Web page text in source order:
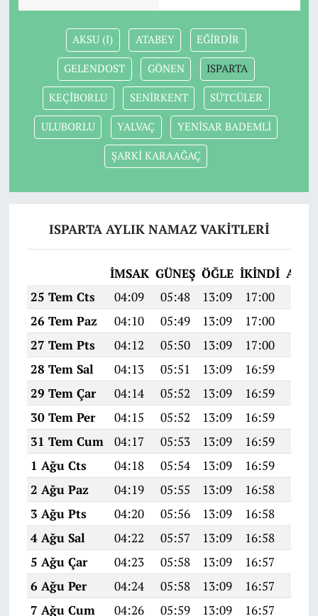
AKSU (I) ATABEY EĞİRDİR
GELENDOST GÖNEN ISPARTA
KEÇİBORLU SENİRKENT SÜTCÜLER
ULUBORLU YALVAÇ YENİSAR BADEMLİ
ŞARKİ KARAAĞAÇ
ISPARTA AYLIK NAMAZ VAKITLERI
İMSAK GÜNEŞ ÖĞLE İKINDI
25 Tem Cts
04:09 05:48 13:09 17:00
26 Tem Paz
04:10 05:49 13:09 17:00
27 Tem Pts
04:12 05:50 13:09 17:00
28 Tem Sal
04:13 05:51 13:09 16:59
29 Tem Çar
04:14 05:52 13:09 16:59
30 Tem Per
04:15 05:52 13:09 16:59
31 Tem Cum
04:17 05:53 13:09 16:59
1 Ağu Cts
04:18 05:54 13:09 16:59
2 Ağu Paz
04:19 05:55 13:09 16:58
3 Ağu Pts
04:20 05:56 13:09 16:58
4 Ağu Sal
04:22 05:57 13:09 16:58
5 Ağu Çar
04:23 05:58 13:09 16:57
6 Ağu Per
04:24 05:58 13:09 16:57
7 Ağu Cum
04:26 05:59 13:09 16:57